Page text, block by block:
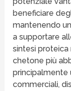
beneficiare
mantenendo
a supportare
sintesi proteica
chetone più
principalmente
commerciali,